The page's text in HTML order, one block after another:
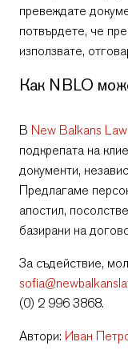
превеждате
потвърдете, че
използвате,
Как NBLO
В New Balkans
подкрепата на
документи,
Предлагаме
апостил,
базирани на
За съдействие,
(0) 2 996 3868.
Автори: Иван